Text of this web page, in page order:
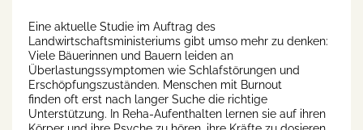
Eine aktuelle Studie im Auftrag des
Landwirtschaftsministeriums gibt umso mehr zu denken:
Viele Bäuerinnen und Bauern leiden an
Überlastungssymptomen wie Schlafstörungen und
Erschöpfungszuständen. Menschen mit Burnout
finden oft erst nach langer Suche die richtige
Unterstützung. In Reha-Aufenthalten lernen sie auf ihren